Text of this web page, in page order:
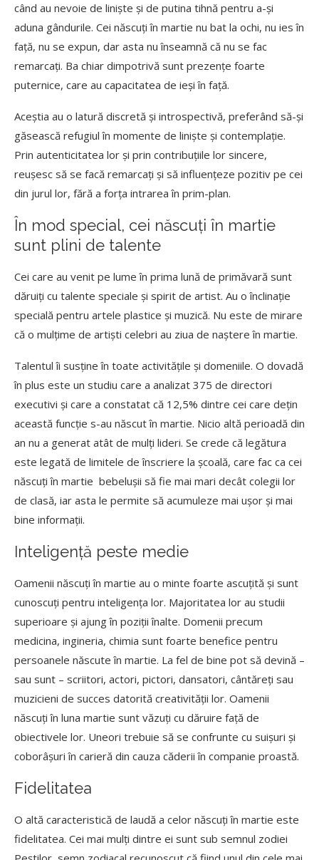
când au nevoie de liniște și de putina tihnă pentru a-și
aduna gândurile. Cei născuți în martie nu bat la ochi, nu ies în
față, nu se expun, dar asta nu înseamnă că nu se fac
remarcați. Ba chiar dimpotrivă sunt prezențe foarte
puternice, care au capacitatea de ieși în față.
Aceștia au o latură discretă și introspectivă, preferând să-și
găsească refugiul în momente de liniște și contemplație.
Prin autenticitatea lor și prin contribuțiile lor sincere,
reușesc să se facă remarcați și să influențeze pozitiv pe cei
din jurul lor, fără a forța intrarea în prim-plan.
În mod special, cei născuți în martie
sunt plini de talente
Cei care au venit pe lume în prima lună de primăvară sunt
dăruiți cu talente speciale și spirit de artist. Au o înclinație
specială pentru artele plastice și muzică. Nu este de mirare
că o mulțime de artiști celebri au ziua de naștere în martie.
Talentul îi susține în toate activitățile și domeniile. O dovadă
în plus este un studiu care a analizat 375 de directori
executivi și care a constatat că 12,5% dintre cei care dețin
această funcție s-au născut în martie. Nicio altă perioadă din
an nu a generat atât de mulți lideri. Se crede că legătura
este legată de limitele de înscriere la școală, care fac ca cei
născuți în martie bebelușii să fie mai mari decât colegii lor
de clasă, iar asta le permite să acumuleze mai ușor și mai
bine informații.
Inteligență peste medie
Oamenii născuți în martie au o minte foarte ascuțită și sunt
cunoscuți pentru inteligența lor. Majoritatea lor au studii
superioare și ajung în poziții înalte. Domenii precum
medicina, ingineria, chimia sunt foarte benefice pentru
persoanele născute în martie. La fel de bine pot să devină –
sau sunt – scriitori, actori, pictori, dansatori, cântăreți sau
muzicieni de succes datorită creativității lor. Oamenii
născuți în luna martie sunt văzuți cu dăruire față de
obiectivele lor. Uneori trebuie să se confrunte cu suișuri și
coborâșuri în carieră din cauza căderii în companie proastă.
Fidelitatea
O altă caracteristică de laudă a celor născuți în martie este
fidelitatea. Cei mai mulți dintre ei sunt sub semnul zodiei